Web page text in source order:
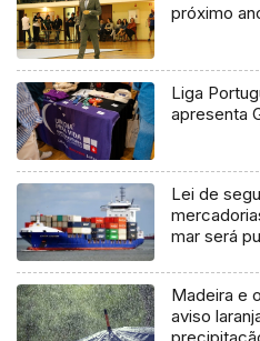
próximo
Liga
apresenta
Lei de
mar será
Madeira e
aviso